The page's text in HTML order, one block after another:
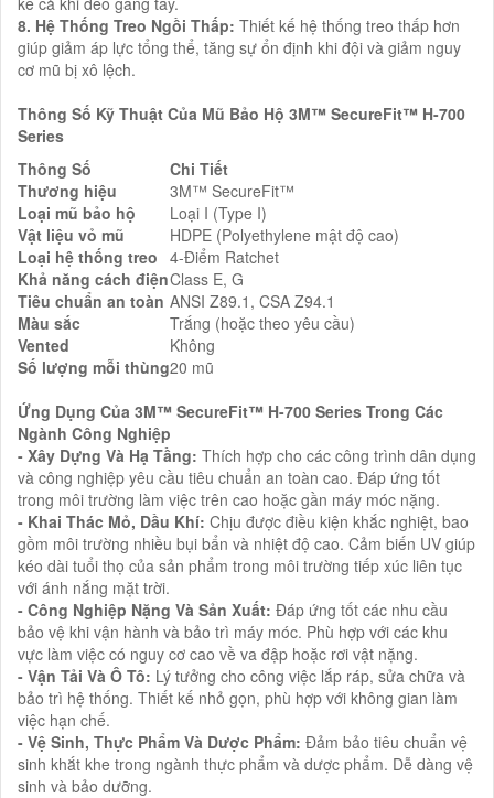
8. Hệ Thống Treo Ngồi Thấp: Thiết kế hệ thống treo thấp hơn
giúp giảm áp lực tổng thể, tăng sự ổn định khi đội và giảm nguy
cơ mũ bị xô lệch.
Thông Số Kỹ Thuật Của Mũ Bảo Hộ 3M™ SecureFit™ H-700
Series
Thông Số
Chi Tiết
Thương hiệu
3M™ SecureFit™
Loại mũ bảo hộ
Loại I (Type I)
Vật liệu vỏ mũ
HDPE (Polyethylene mật độ cao)
Loại hệ thống treo 4-Điểm Ratchet
Khả năng cách điệnClass E, G
Tiêu chuẩn an toàn ANSI Z89.1, CSA Z94.1
Màu sắc
Trắng (hoặc theo yêu cầu)
Vented
Không
Số lượng mỗi thùng20 mũ
Ứng Dụng Của 3M™ SecureFit™ H-700 Series Trong Các
Ngành Công Nghiệp
- Xây Dựng Và Hạ Tầng: Thích hợp cho các công trình dân dụng
và công nghiệp yêu cầu tiêu chuẩn an toàn cao. Đáp ứng tốt
trong môi trường làm việc trên cao hoặc gần máy móc nặng.
- Khai Thác Mỏ, Dầu Khí: Chịu được điều kiện khắc nghiệt, bao
gồm môi trường nhiều bụi bẩn và nhiệt độ cao. Cảm biến UV giúp
kéo dài tuổi thọ của sản phẩm trong môi trường tiếp xúc liên tục
với ánh nắng mặt trời.
- Công Nghiệp Nặng Và Sản Xuất: Đáp ứng tốt các nhu cầu
bảo vệ khi vận hành và bảo trì máy móc. Phù hợp với các khu
vực làm việc có nguy cơ cao về va đập hoặc rơi vật nặng.
- Vận Tải Và Ô Tô: Lý tưởng cho công việc lắp ráp, sửa chữa và
bảo trì hệ thống. Thiết kế nhỏ gọn, phù hợp với không gian làm
việc hạn chế.
- Vệ Sinh, Thực Phẩm Và Dược Phẩm: Đảm bảo tiêu chuẩn vệ
sinh khắt khe trong ngành thực phẩm và dược phẩm. Dễ dàng vệ
sinh và bảo dưỡng.